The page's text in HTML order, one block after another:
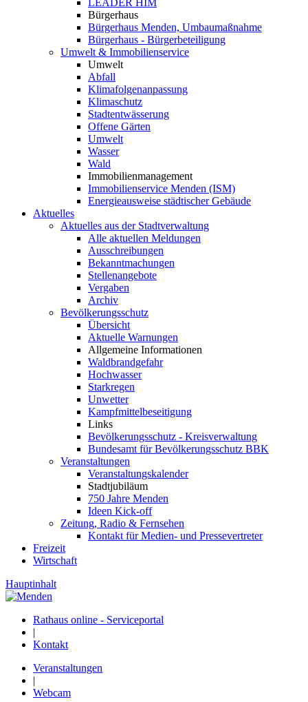
LEADER HIM
Bürgerhaus
Bürgerhaus Menden, Umbaumaßnahme
Bürgerhaus - Bürgerbeteiligung
Umwelt & Immobilienservice
Umwelt
Abfall
Klimafolgenanpassung
Klimaschutz
Stadtentwässerung
Offene Gärten
Umwelt
Wasser
Wald
Immobilienmanagement
Immobilienservice Menden (ISM)
Energieausweise städtischer Gebäude
Aktuelles
Aktuelles aus der Stadtverwaltung
Alle aktuellen Meldungen
Ausschreibungen
Bekanntmachungen
Stellenangebote
Vergaben
Archiv
Bevölkerungsschutz
Übersicht
Aktuelle Warnungen
Allgemeine Informationen
Waldbrandgefahr
Hochwasser
Starkregen
Unwetter
Kampfmittelbeseitigung
Links
Bevölkerungsschutz - Kreisverwaltung
Bundesamt für Bevölkerungsschutz BBK
Veranstaltungen
Veranstaltungskalender
Stadtjubiläum
750 Jahre Menden
Ideen Kick-off
Zeitung, Radio & Fernsehen
Kontakt für Medien- und Pressevertreter
Freizeit
Wirtschaft
Hauptinhalt
Rathaus online - Serviceportal
|
Kontakt
Veranstaltungen
|
Webcam